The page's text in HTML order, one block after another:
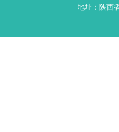
地址：陕西